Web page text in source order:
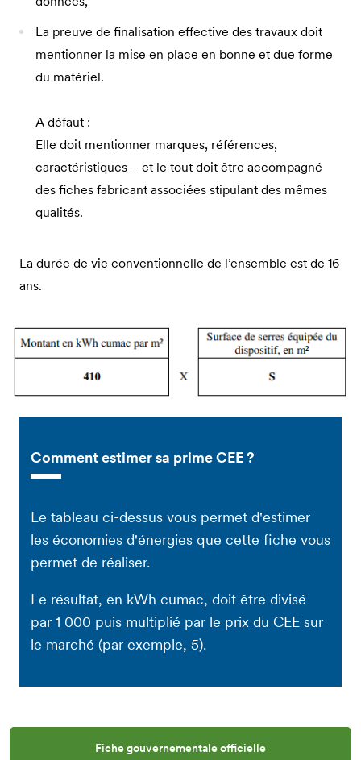
La preuve de finalisation effective des travaux doit
mentionner la mise en place en bonne et due forme
du matériel.
A défaut :
Elle doit mentionner marques, références,
caractéristiques – et le tout doit être accompagné
des fiches fabricant associées stipulant des mêmes
qualités.
La durée de vie conventionnelle de l’ensemble est de 16
ans.
Comment estimer sa prime CEE ?
Le tableau ci-dessus vous permet d'estimer
les économies d'énergies que cette fiche vous
permet de réaliser.
Le résultat, en kWh cumac, doit être divisé
par 1 000 puis multiplié par le prix du CEE sur
le marché (par exemple, 5).
Fiche gouvernementale officielle